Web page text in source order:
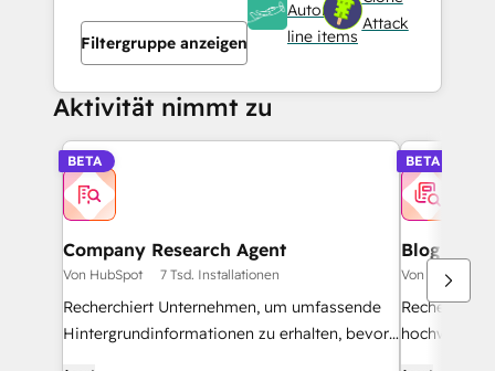
Filtergruppe anzeigen
Automate
line items
Attack
Aktivität nimmt zu
BETA
Company Research Agent
Von HubSpot 7 Tsd. Installationen
Recherchiert Unternehmen, um umfassende
Hintergrundinformationen zu erhalten, bevor
BETA
Blog
Von HubSpot